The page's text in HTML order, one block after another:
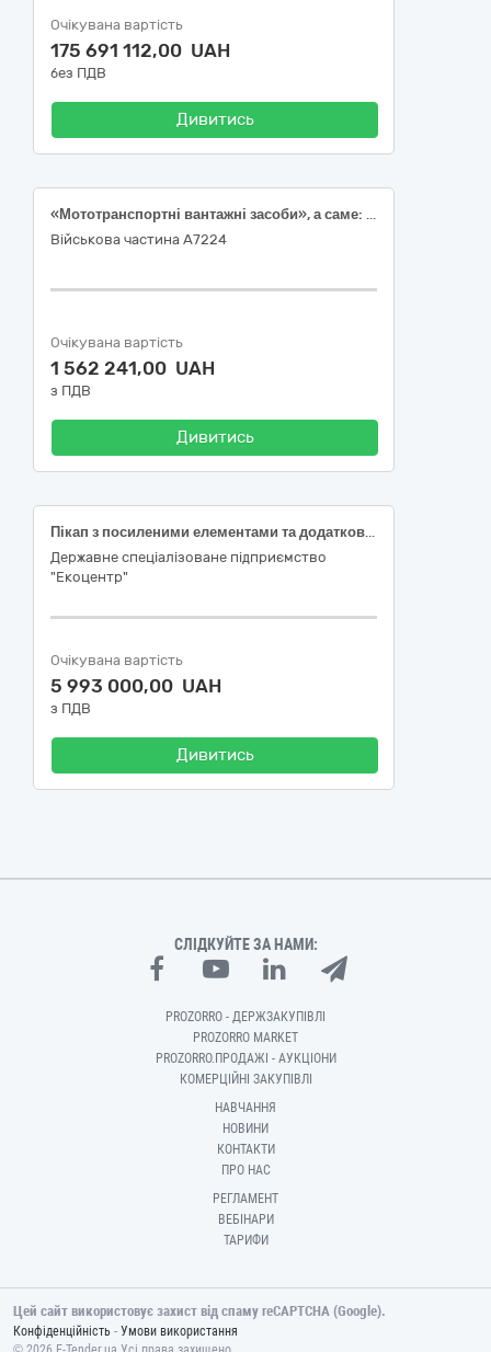
Очікувана вартість
175 691 112,00 UAH
без ПДВ
Дивитись
«Мототранспортні вантажні засоби», а саме: (Автомобіль типу «пікап»).FOTON TUNLAND G7 або аналог-1 шт.
Військова частина А7224
Очікувана вартість
1 562 241,00 UAH
з ПДВ
Дивитись
Пікап з посиленими елементами та додатковим обладнанням Код ДК 021:2015: 34130000-7 - Мототранспортні вантажні засоби (34131000-4 - Пікапи)
Державне спеціалізоване підприємство
"Екоцентр"
Очікувана вартість
5 993 000,00 UAH
з ПДВ
Дивитись
СЛІДКУЙТЕ ЗА НАМИ:
PROZORRO - ДЕРЖЗАКУПІВЛІ
PROZORRO MARKET
PROZORRO.ПРОДАЖІ - АУКЦІОНИ
КОМЕРЦІЙНІ ЗАКУПІВЛІ
НАВЧАННЯ
НОВИНИ
КОНТАКТИ
ПРО НАС
РЕГЛАМЕНТ
ВЕБІНАРИ
ТАРИФИ
Цей сайт використовує захист від спаму reCAPTCHA (Google).
Конфіденційність - Умови використання